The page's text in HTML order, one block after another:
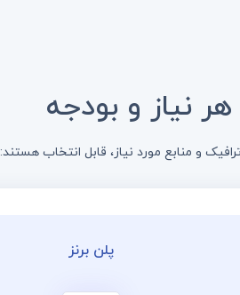
نیاز و بودجه
و منابع مورد نیاز، قابل انتخاب هستند:
پلن برنز